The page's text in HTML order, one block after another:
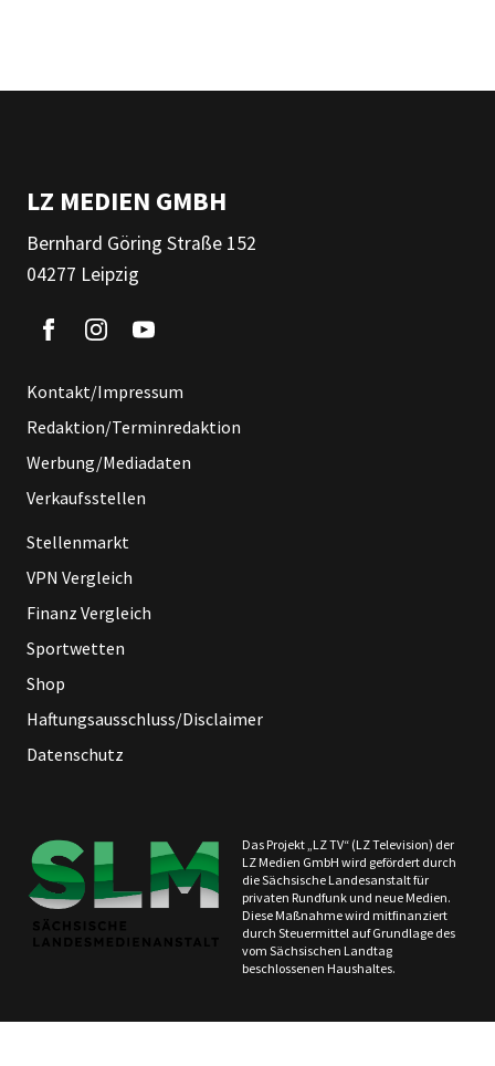
LZ MEDIEN GMBH
Bernhard Göring Straße 152
04277 Leipzig
Kontakt/Impressum
Redaktion/Terminredaktion
Werbung/Mediadaten
Verkaufsstellen
Stellenmarkt
VPN Vergleich
Finanz Vergleich
Sportwetten
Shop
Haftungsausschluss/Disclaimer
Datenschutz
Das Projekt „LZ TV“ (LZ Television) der
LZ Medien GmbH wird gefördert durch
die Sächsische Landesanstalt für
privaten Rundfunk und neue Medien.
Diese Maßnahme wird mitfinanziert
durch Steuermittel auf Grundlage des
vom Sächsischen Landtag
beschlossenen Haushaltes.